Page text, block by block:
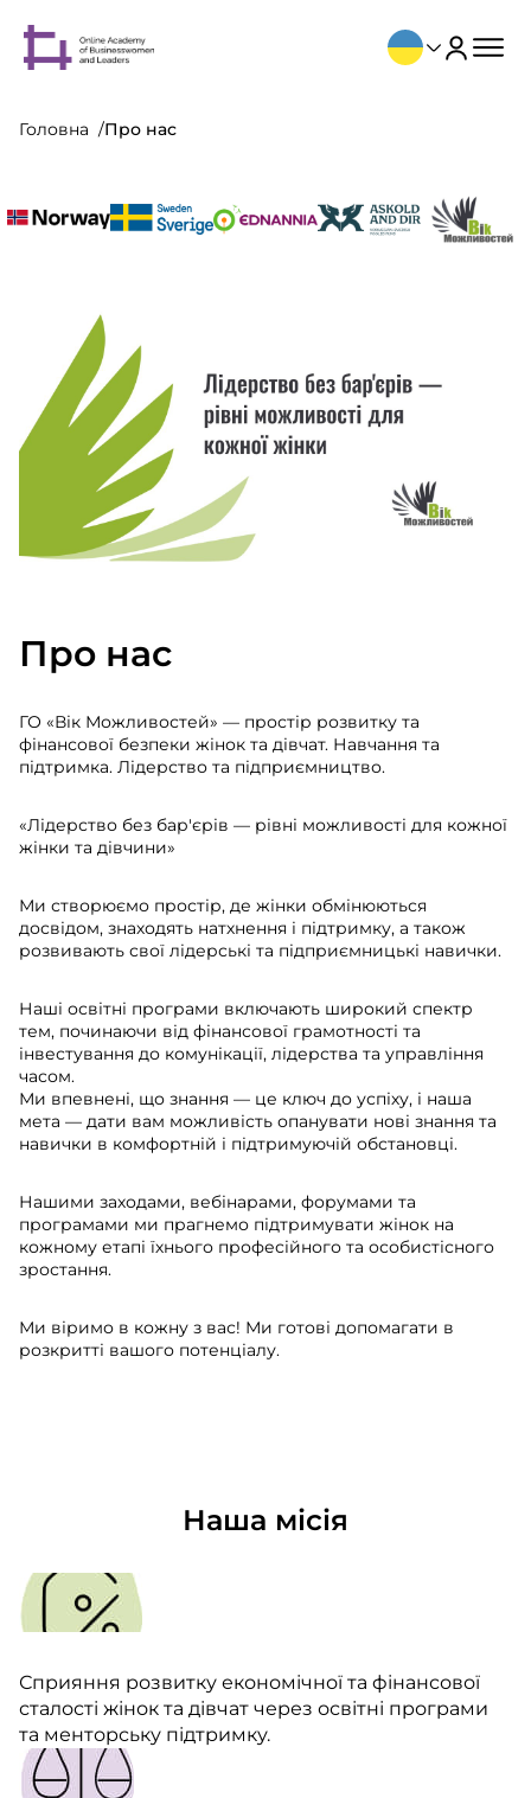
Головна Про нас
Про нас
ГО «Вік Можливостей» — простір розвитку та
фінансової безпеки жінок та дівчат. Навчання та
підтримка. Лідерство та підприємництво.
«Лідерство без бар'єрів — рівні можливості для кожної
жінки та дівчини»
Ми створюємо простір, де жінки обмінюються
досвідом, знаходять натхнення і підтримку, а також
розвивають свої лідерські та підприємницькі навички.
Наші освітні програми включають широкий спектр
тем, починаючи від фінансової грамотності та
інвестування до комунікації, лідерства та управління
часом.
Ми впевнені, що знання — це ключ до успіху, і наша
мета — дати вам можливість опанувати нові знання та
навички в комфортній і підтримуючій обстановці.
Нашими заходами, вебінарами, форумами та
програмами ми прагнемо підтримувати жінок на
кожному етапі їхнього професійного та особистісного
зростання.
Ми віримо в кожну з вас! Ми готові допомагати в
розкритті вашого потенціалу.
Наша місія
Сприяння розвитку економічної та фінансової
сталості жінок та дівчат через освітні програми
та менторську підтримку.